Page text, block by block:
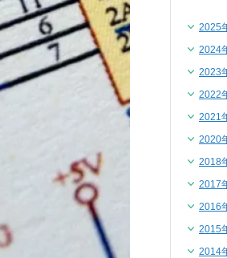
2025
2024
2023
2022
2021
2020
2018
2017
2016
2015
2014